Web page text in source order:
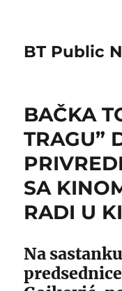
BT Public
BAČKA
TRAGU”
SA
RADI U
Na